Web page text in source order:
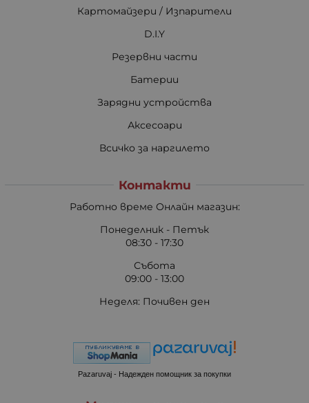
Картомайзери / Изпарители
D.I.Y
Резервни части
Батерии
Зарядни устройства
Аксесоари
Всичко за наргилето
Контакти
Работно време Онлайн магазин:
Понеделник - Петък
08:30 - 17:30
Събота
09:00 - 13:00
Неделя: Почивен ден
Pazaruvaj - Надежден помощник за покупки